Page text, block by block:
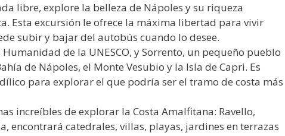
libre, explore la belleza de Nápoles y su riqueza
Esta excursión le ofrece la máxima libertad para vivir
subir y bajar del autobús cuando lo desee.
de la UNESCO, y Sorrento, un pequeño pueblo
de Nápoles, el Monte Vesubio y la Isla de Capri. Es
para explorar el que podría ser el tramo de costa más
increíbles de explorar la Costa Amalfitana: Ravello,
encontrará catedrales, villas, playas, jardines en terrazas